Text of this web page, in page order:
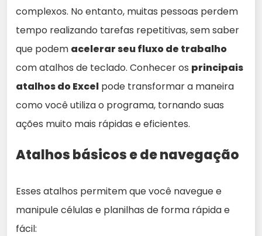
complexos. No entanto, muitas pessoas perdem
tempo realizando tarefas repetitivas, sem saber
que podem acelerar seu fluxo de trabalho
com atalhos de teclado. Conhecer os principais
atalhos do Excel pode transformar a maneira
como você utiliza o programa, tornando suas
ações muito mais rápidas e eficientes.
Atalhos básicos e de navegação
Esses atalhos permitem que você navegue e
manipule células e planilhas de forma rápida e
fácil: